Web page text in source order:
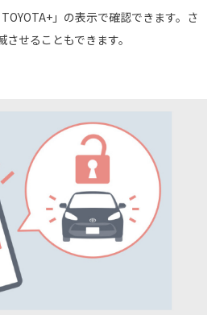
」の表示で確認できます。さ
せることもできます。